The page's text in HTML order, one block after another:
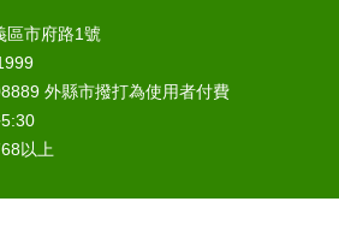
區市府路1號
外縣市撥打為使用者付費
以上